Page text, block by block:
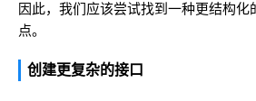
因此，我们应该尝试找到一种更结构化
点。
创建更复杂的接口